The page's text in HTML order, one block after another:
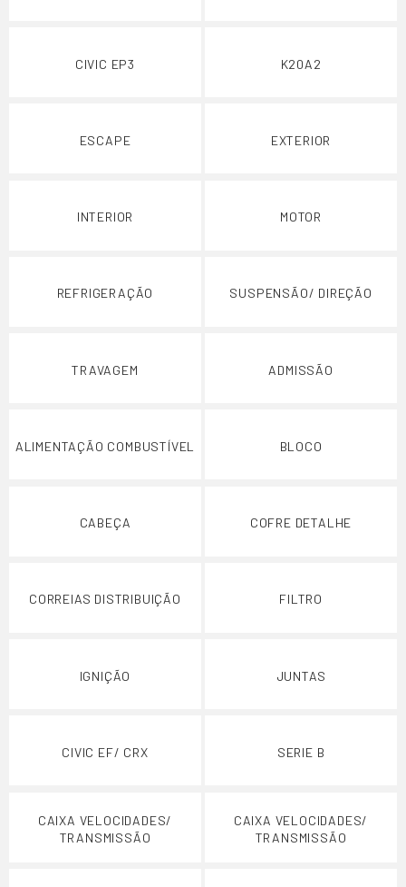
CIVIC EP3 K20A2
ESCAPE EXTERIOR
INTERIOR MOTOR
REFRIGERAÇÃO SUSPENSÃO/ DIREÇÃO
TRAVAGEM ADMISSÃO
ALIMENTAÇÃO COMBUSTÍVEL BLOCO
CABEÇA COFRE DETALHE
CORREIAS DISTRIBUIÇÃO FILTRO
IGNIÇÃO JUNTAS
CIVIC EF/ CRX SERIE B
CAIXA VELOCIDADES/
TRANSMISSÃO
CAIXA VELOCIDADES/
TRANSMISSÃO